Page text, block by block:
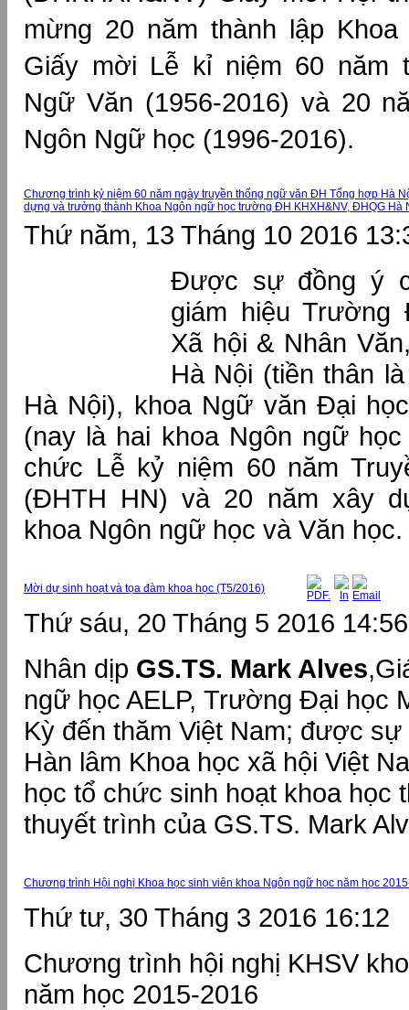
mừng 20 năm thành lập
Giấy mời Lễ kỉ niệm 60 năm
Ngữ Văn (1956-2016) và 20
Ngôn Ngữ học (1996-2016).
Chương trình kỷ niệm 60 năm ngày truyền thống ngữ văn ĐH Tổng hợp Hà
dựng và trưởng thành Khoa Ngôn ngữ học trường ĐH KHXH&NV, ĐHQG Hà
Thứ năm, 13 Tháng 10 2016
Được sự đồng ý
giám hiệu Trường
Xã hội & Nhân
Hà Nội (tiền thân
Hà Nội), khoa Ngữ văn Đại
(nay là hai khoa Ngôn ngữ
chức Lễ kỷ niệm 60 năm
(ĐHTH HN) và 20 năm xây
khoa Ngôn ngữ học và Văn học.
Mời dự sinh hoạt và tọa đàm khoa học (T5/2016)
Thứ sáu, 20 Tháng 5 2016 14:56
Nhân dịp GS.TS. Mark Alves
ngữ học AELP, Trường Đại học
Kỳ đến thăm Việt Nam; được
Hàn lâm Khoa học xã hội Việt
học tổ chức sinh hoạt khoa học
thuyết trình của GS.TS. Mark
Chương trình Hội nghị Khoa học sinh viên khoa Ngôn ngữ học năm học
Thứ tư, 30 Tháng 3 2016 16:12
Chương trình hội nghị KHSV
năm học 2015-2016